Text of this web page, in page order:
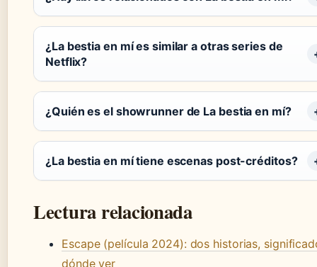
¿La bestia en mí es similar a otras series de
Netflix?
¿Quién es el showrunner de La bestia en mí?
¿La bestia en mí tiene escenas post-créditos?
Lectura relacionada
Escape (película 2024): dos historias,
dónde ver